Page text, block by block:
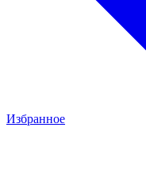
Избранное